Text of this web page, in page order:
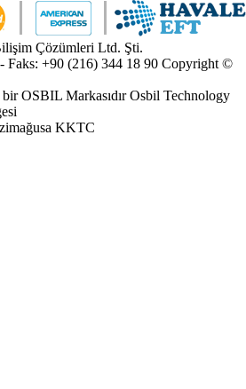
Çözümleri Ltd. Şti.
Faks: +90 (216) 344 18 90 Copyright ©
OSBIL Markasıdır Osbil Technology
KKTC